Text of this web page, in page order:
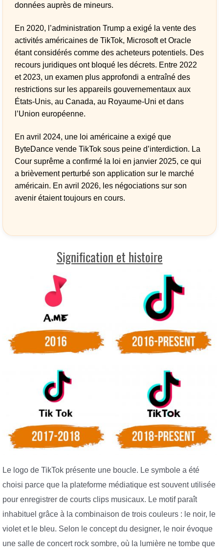
données auprès de mineurs.
En 2020, l’administration Trump a exigé la vente des
activités américaines de TikTok, Microsoft et Oracle
étant considérés comme des acheteurs potentiels. Des
recours juridiques ont bloqué les décrets. Entre 2022
et 2023, un examen plus approfondi a entraîné des
restrictions sur les appareils gouvernementaux aux
États-Unis, au Canada, au Royaume-Uni et dans
l’Union européenne.
En avril 2024, une loi américaine a exigé que
ByteDance vende TikTok sous peine d’interdiction. La
Cour suprême a confirmé la loi en janvier 2025, ce qui
a brièvement perturbé son application sur le marché
américain. En avril 2026, les négociations sur son
avenir étaient toujours en cours.
Signification et histoire
Le logo de TikTok présente une boucle. Le symbole a été
choisi parce que la plateforme médiatique est souvent utilisée
pour enregistrer de courts clips musicaux. Le motif paraît
inhabituel grâce à la combinaison de trois couleurs : le noir, le
violet et le bleu. Selon le concept du designer, le noir évoque
une salle de concert rock sombre, où la lumière ne tombe que